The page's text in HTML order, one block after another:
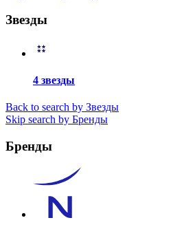
Звезды
4 звезды
Back to search by Звезды
Skip search by Бренды
Бренды